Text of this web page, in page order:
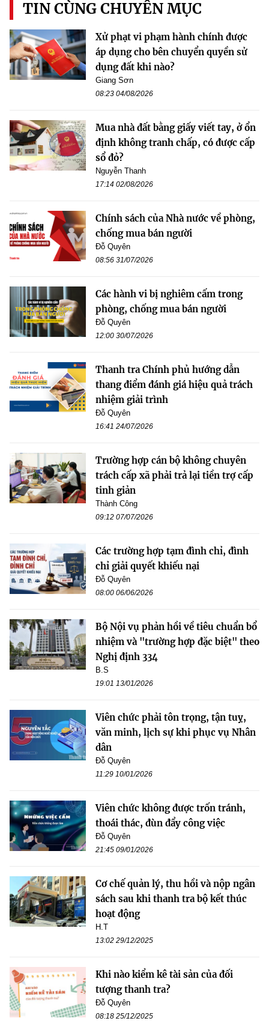
TIN CÙNG CHUYÊN MỤC
Xử phạt vi phạm hành chính được
áp dụng cho bên chuyển quyền sử
dụng đất khi nào?
Giang Sơn
08:23 04/08/2026
Mua nhà đất bằng giấy viết tay, ở ổn
định không tranh chấp, có được cấp
sổ đỏ?
Nguyễn Thanh
17:14 02/08/2026
Chính sách của Nhà nước về phòng,
chống mua bán người
Đỗ Quyên
08:56 31/07/2026
Các hành vi bị nghiêm cấm trong
phòng, chống mua bán người
Đỗ Quyên
12:00 30/07/2026
Thanh tra Chính phủ hướng dẫn
thang điểm đánh giá hiệu quả trách
nhiệm giải trình
Đỗ Quyên
16:41 24/07/2026
Trường hợp cán bộ không chuyên
trách cấp xã phải trả lại tiền trợ cấp
tinh giản
Thành Công
09:12 07/07/2026
Các trường hợp tạm đình chỉ, đình
chỉ giải quyết khiếu nại
Đỗ Quyên
08:00 06/06/2026
Bộ Nội vụ phản hồi về tiêu chuẩn bổ
nhiệm và "trường hợp đặc biệt" theo
Nghị định 334
B.S
19:01 13/01/2026
Viên chức phải tôn trọng, tận tuỵ,
văn minh, lịch sự khi phục vụ Nhân
dân
Đỗ Quyên
11:29 10/01/2026
Viên chức không được trốn tránh,
thoái thác, đùn đẩy công việc
Đỗ Quyên
21:45 09/01/2026
Cơ chế quản lý, thu hồi và nộp ngân
sách sau khi thanh tra bộ kết thúc
hoạt động
H.T
13:02 29/12/2025
Khi nào kiểm kê tài sản của đối
tượng thanh tra?
Đỗ Quyên
08:18 25/12/2025